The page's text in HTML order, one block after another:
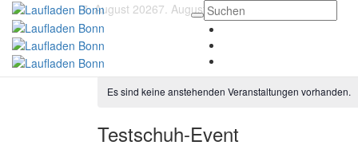
7. August 20267. August 2026
Es sind keine anstehenden Veranstaltungen vorhanden.
Testschuh-Event